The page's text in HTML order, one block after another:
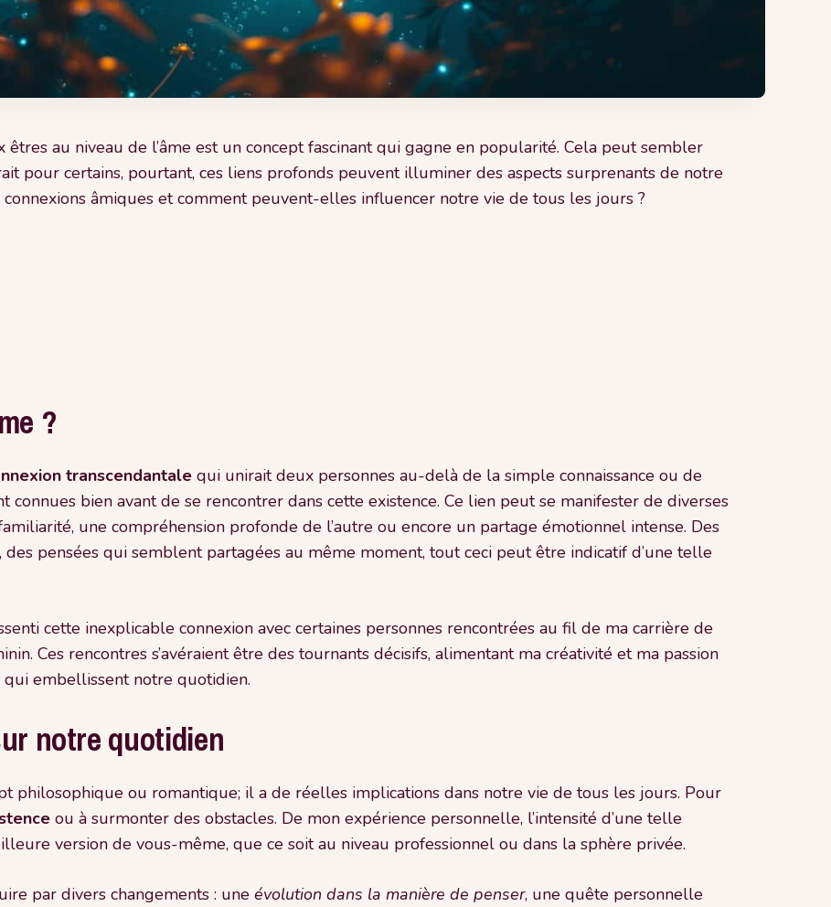
êtres au niveau de l’âme est un concept fascinant qui gagne en popularité. Cela peut sembler
pour certains, pourtant, ces liens profonds peuvent illuminer des aspects surprenants de notre
âmiques et comment peuvent-elles influencer notre vie de tous les jours ?
?
transcendantale qui unirait deux personnes au-delà de la simple connaissance ou de
connues bien avant de se rencontrer dans cette existence. Ce lien peut se manifester de diverses
une compréhension profonde de l’autre ou encore un partage émotionnel intense. Des
pensées qui semblent partagées au même moment, tout ceci peut être indicatif d’une telle
cette inexplicable connexion avec certaines personnes rencontrées au fil de ma carrière de
Ces rencontres s’avéraient être des tournants décisifs, alimentant ma créativité et ma passion
qui embellissent notre quotidien.
notre quotidien
philosophique ou romantique; il a de réelles implications dans notre vie de tous les jours. Pour
ou à surmonter des obstacles. De mon expérience personnelle, l’intensité d’une telle
version de vous-même, que ce soit au niveau professionnel ou dans la sphère privée.
par divers changements : une évolution dans la manière de penser, une quête personnelle